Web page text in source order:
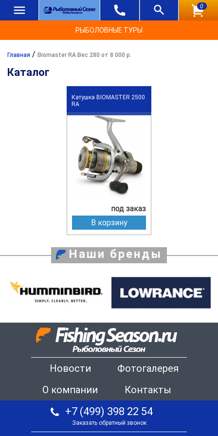
0
РЫБОЛОВНЫЕ ТУРЫ
Главная / Biomaster RA Вес 280 от 8 000 р.
Каталог
Катушка BIOMASTER 2500
RA
под заказ
В корзину
Наши бренды
Новости
Фотогалерея
О компании
Контакты
+7 (499) 398 22 54
Заказать обратный звонок